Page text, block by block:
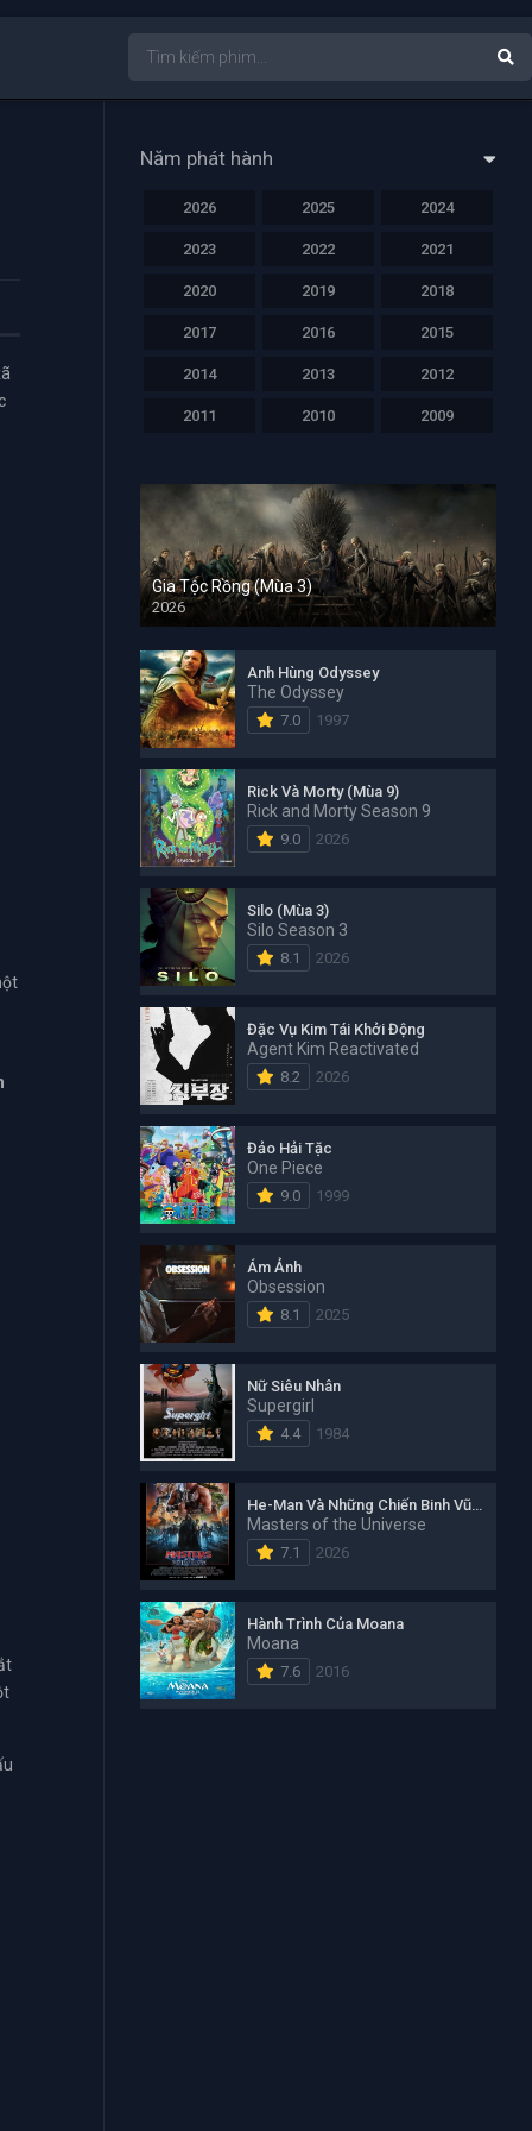
Năm phát hành
2026 2025 2024
2023 2022 2021
2020 2019 2018
2017 2016 2015
2014 2013 2012
2011 2010 2009
Gia Tộc Rồng (Mùa 3)
2026
Anh Hùng Odyssey
The Odyssey
7.0 1997
Rick Và Morty (Mùa 9)
Rick and Morty Season 9
9.0 2026
Silo (Mùa 3)
Silo Season 3
8.1 2026
Đặc Vụ Kim Tái Khởi Động
Agent Kim Reactivated
8.2 2026
Đảo Hải Tặc
One Piece
9.0 1999
Ám Ảnh
Obsession
8.1 2025
Nữ Siêu Nhân
Supergirl
4.4 1984
He-Man Và Những Chiến Binh Vũ Trụ
Masters of the Universe
7.1 2026
Hành Trình Của Moana
Moana
7.6 2016